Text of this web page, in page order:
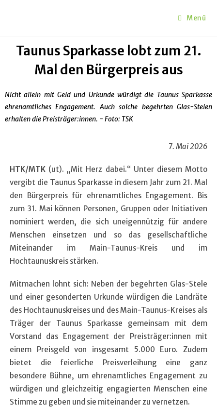
Menü
Taunus Sparkasse lobt zum 21.
Mal den Bürgerpreis aus
Nicht allein mit Geld und Urkunde würdigt die Taunus Sparkasse
ehrenamtliches Engagement. Auch solche begehrten Glas-Stelen
erhalten die Preisträger:innen. - Foto: TSK
7. Mai 2026
HTK/MTK (ut). „Mit Herz dabei.“ Unter diesem Motto
vergibt die Taunus Sparkasse in diesem Jahr zum 21. Mal
den Bürgerpreis für ehrenamtliches Engagement. Bis
zum 31. Mai können Personen, Gruppen oder Initiativen
nominiert werden, die sich uneigennützig für andere
Menschen einsetzen und so das gesellschaftliche
Miteinander im Main-Taunus-Kreis und im
Hochtaunuskreis stärken.
Mitmachen lohnt sich: Neben der begehrten Glas-Stele
und einer gesonderten Urkunde würdigen die Landräte
des Hochtaunuskreises und des Main-Taunus-Kreises als
Träger der Taunus Sparkasse gemeinsam mit dem
Vorstand das Engagement der Preisträger:innen mit
einem Preisgeld von insgesamt 5.000 Euro. Zudem
bietet die feierliche Preisverleihung eine ganz
besondere Bühne, um ehrenamtliches Engagement zu
würdigen und gleichzeitig engagierten Menschen eine
Stimme zu geben und sie miteinander zu vernetzen.